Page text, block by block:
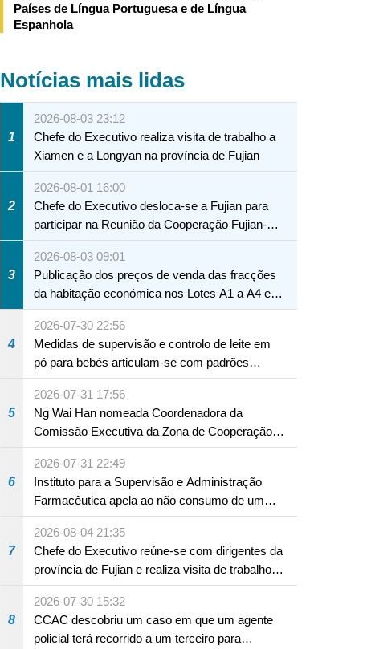
Países de Língua Portuguesa e de Língua
Espanhola
Notícias mais lidas
1
2026-08-03 23:12
Chefe do Executivo realiza visita de trabalho a
Xiamen e a Longyan na província de Fujian
2
2026-08-01 16:00
Chefe do Executivo desloca-se a Fujian para
participar na Reunião da Cooperação Fujian-
Macau
3
2026-08-03 09:01
Publicação dos preços de venda das fracções
da habitação económica nos Lotes A1 a A4 e
A12 da Zona A dos Novos Aterros
4
2026-07-30 22:56
Medidas de supervisão e controlo de leite em
pó para bebés articulam-se com padrões
internacionais Serviços interdepartamentais
envidam esforços para assegurar a saúde dos
bebés e crianças, assim como a segurança
alimentar
5
2026-07-31 17:56
Ng Wai Han nomeada Coordenadora da
Comissão Executiva da Zona de Cooperação
Aprofundada entre Guangdong e Macau em
Hengqin
6
2026-07-31 22:49
Instituto para a Supervisão e Administração
Farmacêutica apela ao não consumo de um
produto com substâncias medicamentosas
ocidentais
7
2026-08-04 21:35
Chefe do Executivo reúne-se com dirigentes da
província de Fujian e realiza visita de trabalho
em Fuzhou
8
2026-07-30 15:32
CCAC descobriu um caso em que um agente
policial terá recorrido a um terceiro para